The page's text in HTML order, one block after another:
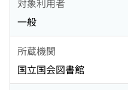
一般
所蔵機関
国立国会図書館